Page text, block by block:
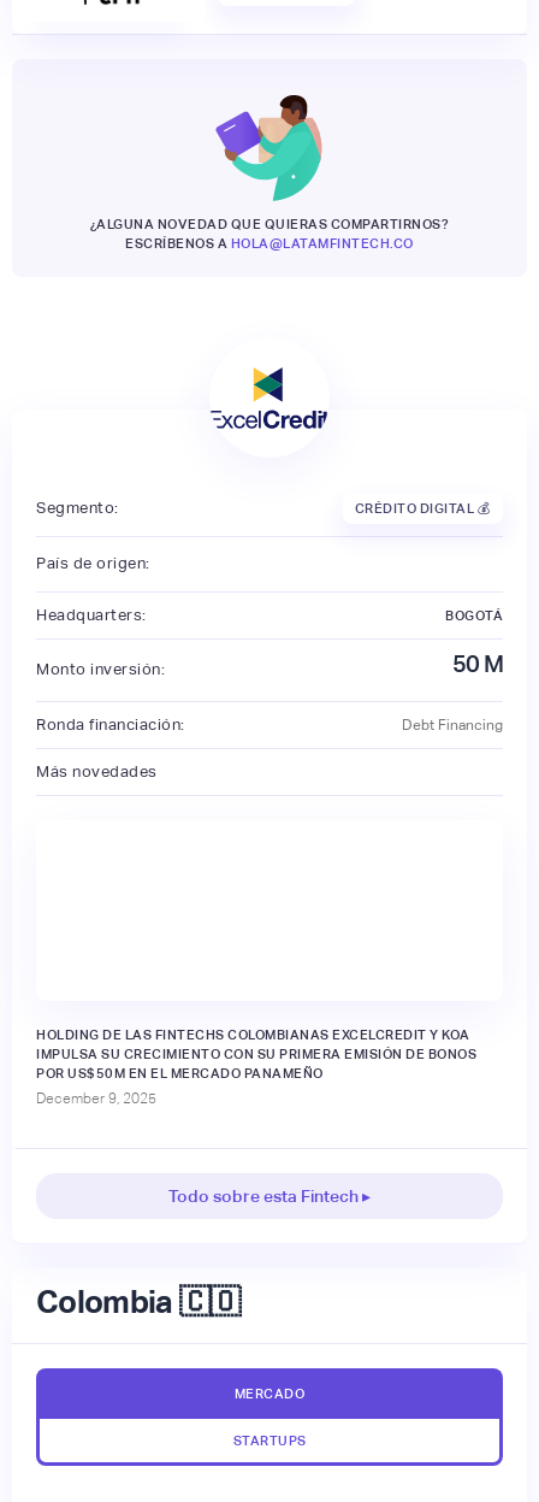
¿ALGUNA NOVEDAD QUE QUIERAS COMPARTIRNOS?
ESCRÍBENOS A HOLA@LATAMFINTECH.CO
Segmento: CRÉDITO DIGITAL 💰
País de origen:
Headquarters: BOGOTÁ
Monto inversión: 50 M
Ronda financiación: Debt Financing
Más novedades
HOLDING DE LAS FINTECHS COLOMBIANAS EXCELCREDIT Y KOA
IMPULSA SU CRECIMIENTO CON SU PRIMERA EMISIÓN DE BONOS
POR US$50M EN EL MERCADO PANAMEÑO
December 9, 2025
Todo sobre esta Fintech ▸
Colombia 🇨🇴
MERCADO
STARTUPS